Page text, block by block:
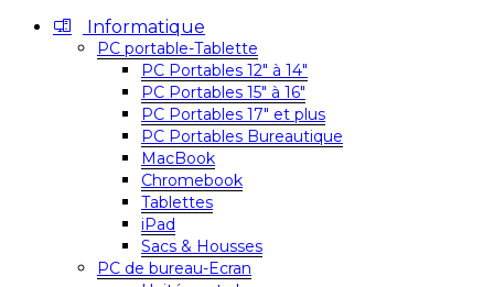
Informatique
PC portable-Tablette
PC Portables 12″ à 14″
PC Portables 15″ à 16″
PC Portables 17″ et plus
PC Portables Bureautique
MacBook
Chromebook
Tablettes
iPad
Sacs & Housses
PC de bureau-Ecran